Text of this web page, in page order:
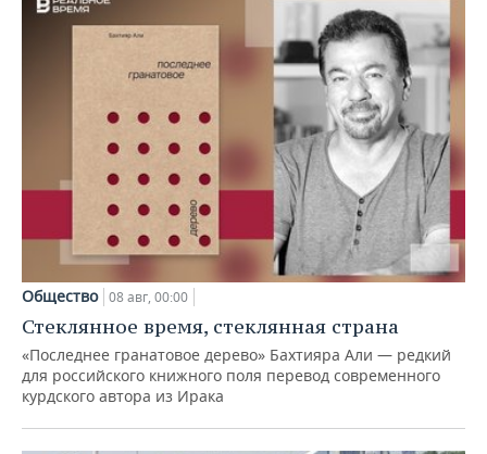
Общество 08 авг, 00:00
Стеклянное время, стеклянная страна
«Последнее гранатовое дерево» Бахтияра Али — редкий
для российского книжного поля перевод современного
курдского автора из Ирака